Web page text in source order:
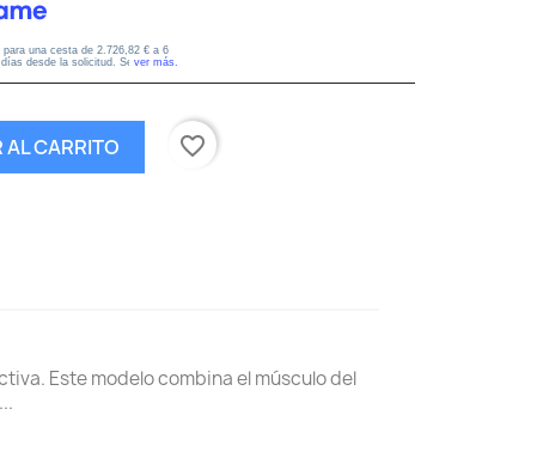
AL CARRITO favorite_border
Este modelo combina el músculo del